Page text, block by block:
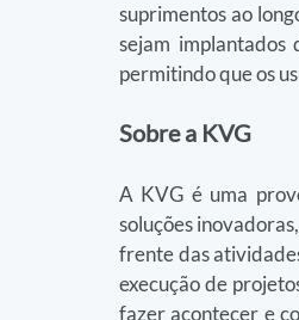
suprimentos ao
sejam implantados
permitindo que os
Sobre a KVG
A KVG é uma
soluções
frente das
execução de
fazer acontecer e